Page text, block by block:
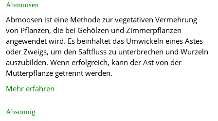
Abmoosen
Abmoosen ist eine Methode zur vegetativen Vermehrung
von Pflanzen, die bei Gehölzen und Zimmerpflanzen
angewendet wird. Es beinhaltet das Umwickeln eines Astes
oder Zweigs, um den Saftfluss zu unterbrechen und Wurzeln
auszubilden. Wenn erfolgreich, kann der Ast von der
Mutterpflanze getrennt werden.
Mehr erfahren
Absonnig